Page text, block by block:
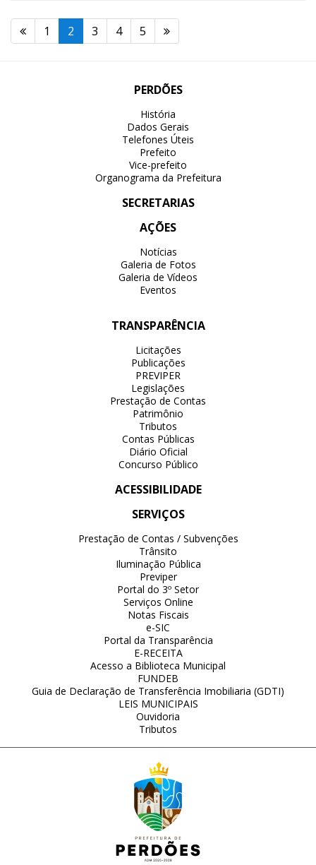
1 2 3 4 5
PERDÕES
História
Dados Gerais
Telefones Úteis
Prefeito
Vice-prefeito
Organograma da Prefeitura
SECRETARIAS
AÇÕES
Notícias
Galeria de Fotos
Galeria de Vídeos
Eventos
TRANSPARÊNCIA
Licitações
Publicações
PREVIPER
Legislações
Prestação de Contas
Patrimônio
Tributos
Contas Públicas
Diário Oficial
Concurso Público
ACESSIBILIDADE
SERVIÇOS
Prestação de Contas / Subvenções
Trânsito
Iluminação Pública
Previper
Portal do 3º Setor
Serviços Online
Notas Fiscais
e-SIC
Portal da Transparência
E-RECEITA
Acesso a Biblioteca Municipal
FUNDEB
Guia de Declaração de Transferência Imobiliaria (GDTI)
LEIS MUNICIPAIS
Ouvidoria
Tributos